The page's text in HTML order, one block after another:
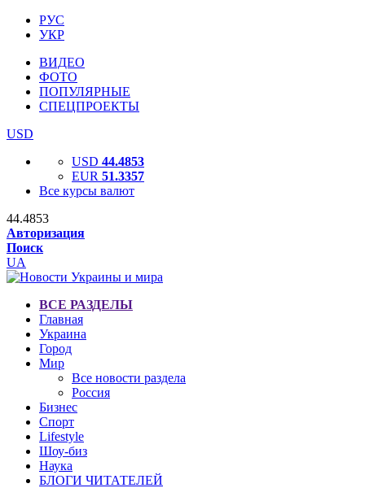
РУС
УКР
ВИДЕО
ФОТО
ПОПУЛЯРНЫЕ
СПЕЦПРОЕКТЫ
USD
USD 44.4853
EUR 51.3357
Все курсы валют
44.4853
Авторизация
Поиск
UA
ВСЕ РАЗДЕЛЫ
Главная
Украина
Город
Мир
Все новости раздела
Россия
Бизнес
Спорт
Lifestyle
Шоу-биз
Наука
БЛОГИ ЧИТАТЕЛЕЙ